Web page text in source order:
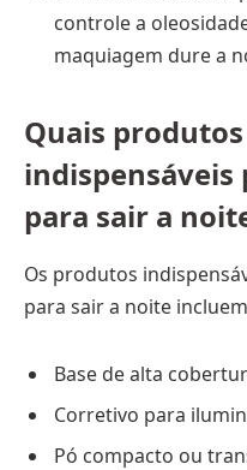
controle a
maquiagem dure a
Quais
indispensáveis
para sair a
Os produtos
para sair a noite
Base de alta
Corretivo para
Pó compacto ou